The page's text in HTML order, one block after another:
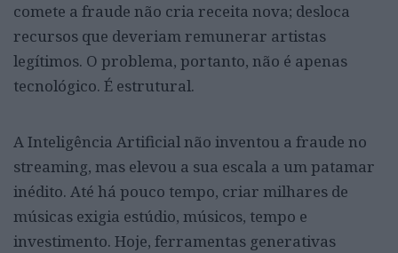
comete a fraude não cria receita nova; desloca
recursos que deveriam remunerar artistas
legítimos. O problema, portanto, não é apenas
tecnológico. É estrutural.
A Inteligência Artificial não inventou a fraude no
streaming, mas elevou a sua escala a um patamar
inédito. Até há pouco tempo, criar milhares de
músicas exigia estúdio, músicos, tempo e
investimento. Hoje, ferramentas generativas